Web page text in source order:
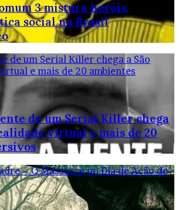
3 mistura heróis,
social no Brasil
de um Serial Killer chega a São
e mais de 20 ambientes
de um Serial Killer chega
virtual e mais de 20
– O Massacre no Dia de Ação de